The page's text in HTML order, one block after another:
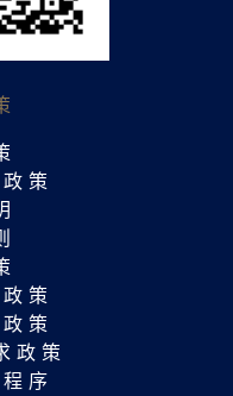
策
策
策
政策
序